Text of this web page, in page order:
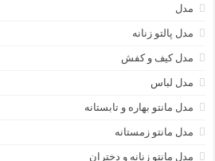
مدل
مدل پالتو زنانه
مدل کیف و کفش
مدل لباس
مدل مانتو بهاره و تابستانه
مدل مانتو زمستانه
مدل مانتو زنانه و دختران